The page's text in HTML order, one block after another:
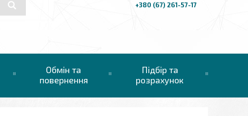
+380 (67) 261-57-17
Обмін та
повернення
Підбір та
розрахунок